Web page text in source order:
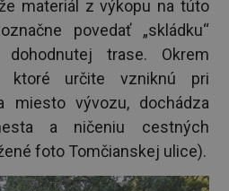
materiál z výkopu na túto
povedať „skládku“
trase. Okrem
ktoré určite vzniknú pri
miesto vývozu, dochádza
a ničeniu cestných
foto Tomčianskej ulice).